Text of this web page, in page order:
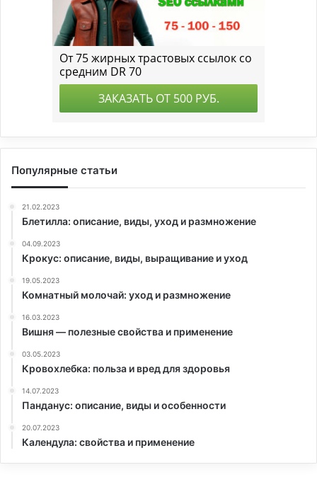
Популярные статьи
21.02.2023
Блетилла: описание, виды, уход и размножение
04.09.2023
Крокус: описание, виды, выращивание и уход
19.05.2023
Комнатный молочай: уход и размножение
16.03.2023
Вишня — полезные свойства и применение
03.05.2023
Кровохлебка: польза и вред для здоровья
14.07.2023
Панданус: описание, виды и особенности
20.07.2023
Календула: свойства и применение